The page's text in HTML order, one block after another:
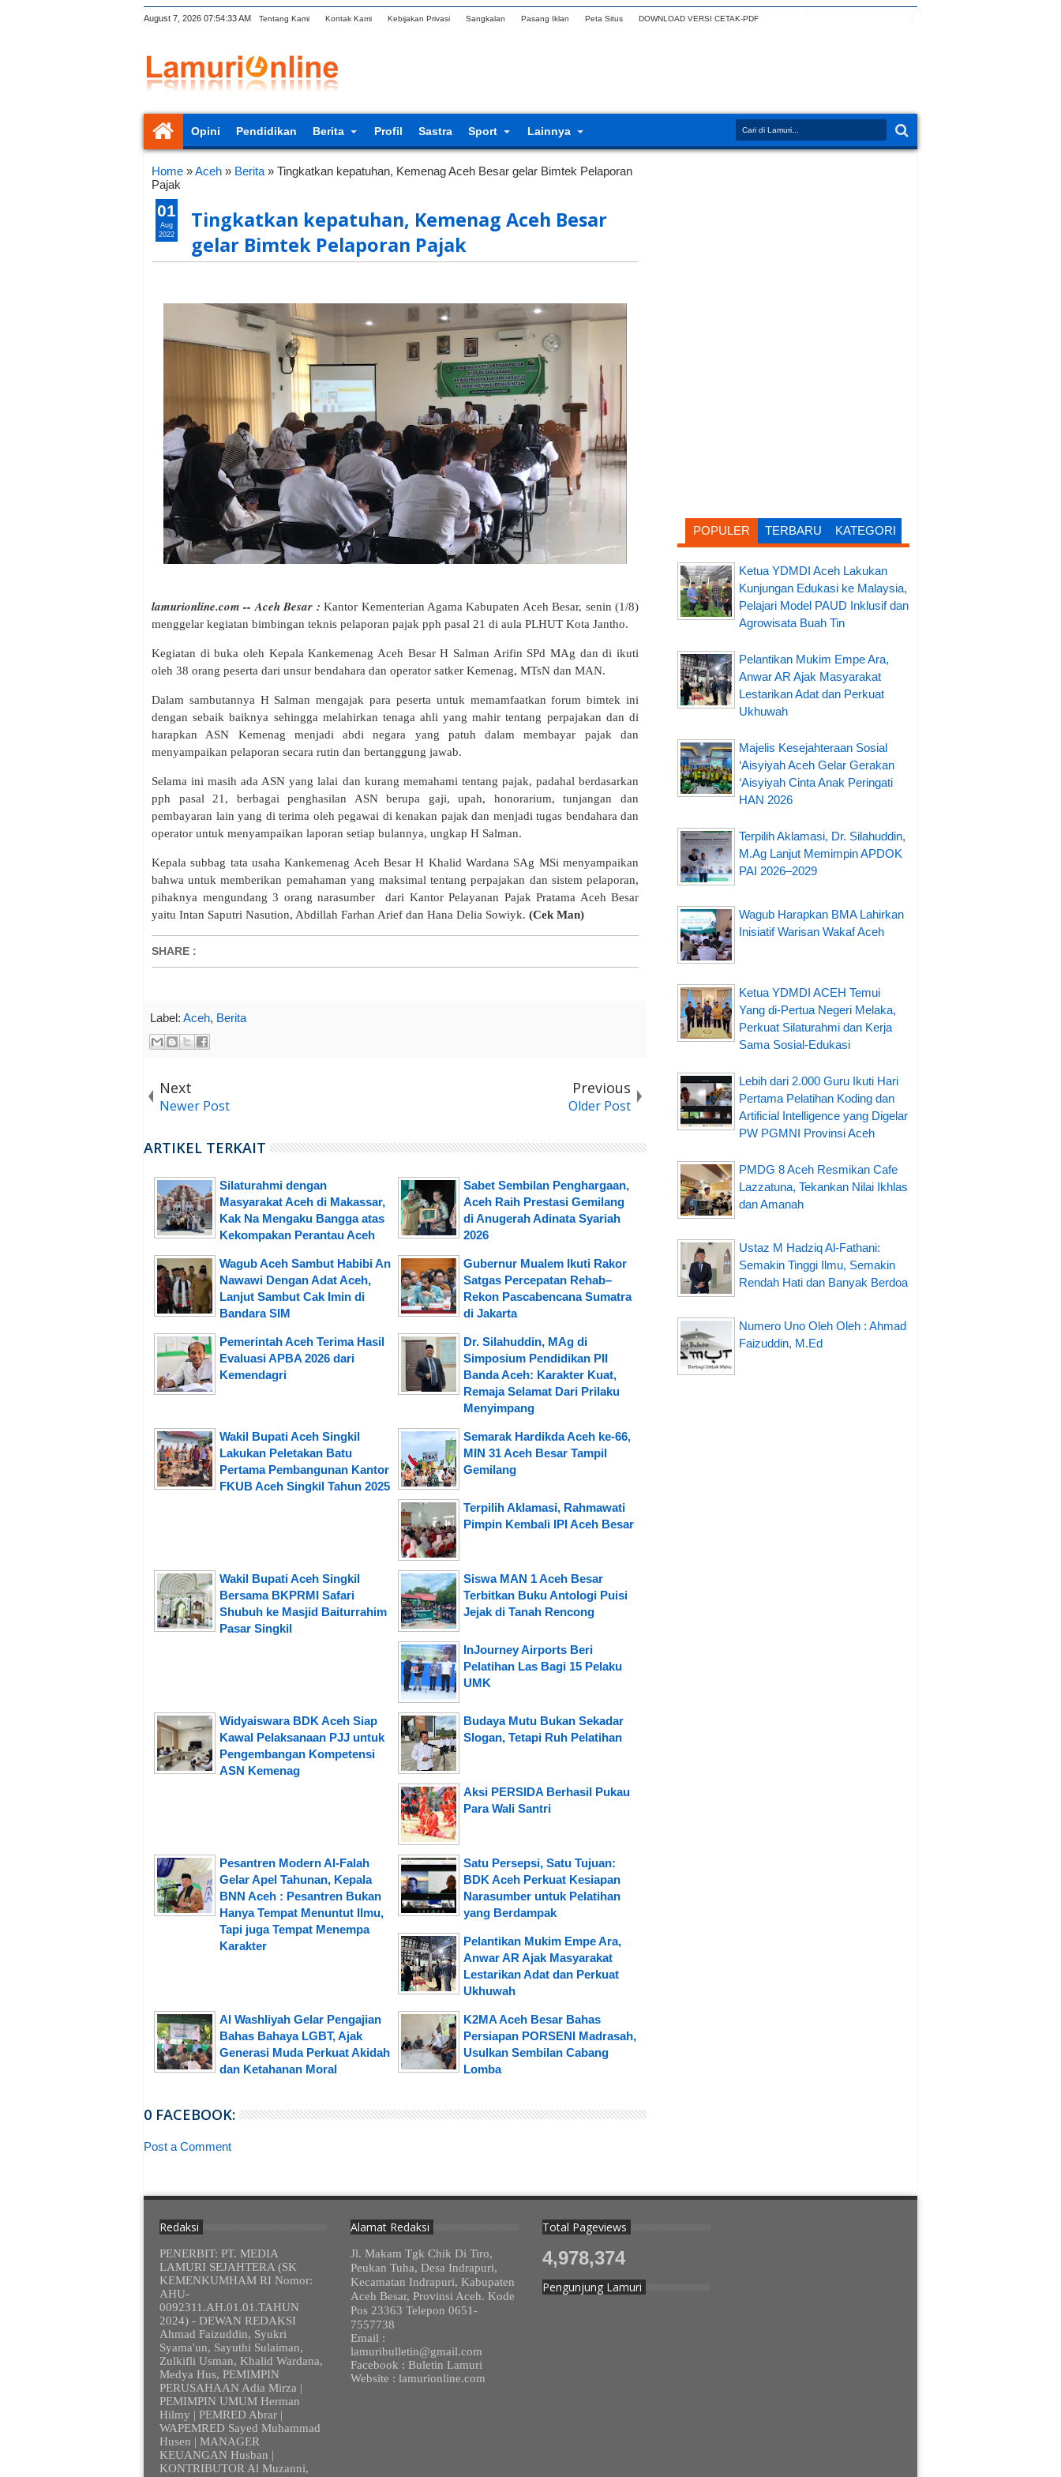
August 7, 2026 07:54:34 AM Tentang Kami Kontak Kami Kebijakan Privasi Sangkalan Pasang Iklan Peta Situs DOWNLOAD VERSI CETAK-PDF
Opini Pendidikan Berita Profil Sastra Sport Lainnya
Home »Aceh » Berita » Tingkatkan kepatuhan, Kemenag Aceh Besar gelar Bimtek Pelaporan
Pajak
Tingkatkan kepatuhan, Kemenag Aceh Besar
gelar Bimtek Pelaporan Pajak
lamurionline.com -- Aceh Besar :Kantor Kementerian Agama Kabupaten Aceh Besar, senin (1/8)
menggelar kegiatan bimbingan teknis pelaporan pajak pph pasal 21 di aula PLHUT Kota Jantho.
Kegiatan di buka oleh Kepala Kankemenag Aceh Besar H Salman Arifin SPd MAg dan di ikuti
oleh 38 orang peserta dari unsur bendahara dan operator satker Kemenag, MTsN dan MAN.
Dalam sambutannya H Salman mengajak para peserta untuk memamfaatkan forum bimtek ini
dengan sebaik baiknya sehingga melahirkan tenaga ahli yang mahir tentang perpajakan dan di
harapkan ASN Kemenag menjadi abdi negara yang patuh dalam membayar pajak dan
menyampaikan pelaporan secara rutin dan bertanggung jawab.
Selama ini masih ada ASN yang lalai dan kurang memahami tentang pajak, padahal berdasarkan
pph pasal 21, berbagai penghasilan ASN berupa gaji, upah, honorarium, tunjangan dan
pembayaran lain yang di terima oleh pegawai di kenakan pajak dan menjadi tugas bendahara dan
operator untuk menyampaikan laporan setiap bulannya, ungkap H Salman.
Kepala subbag tata usaha Kankemenag Aceh Besar H Khalid Wardana SAg MSi menyampaikan
bahwa untuk memberikan pemahaman yang maksimal tentang perpajakan dan sistem pelaporan,
pihaknya mengundang 3 orang narasumber dari Kantor Pelayanan Pajak Pratama Aceh Besar
yaitu Intan Saputri Nasution, Abdillah Farhan Arief dan Hana Delia Sowiyk. (Cek Man)
SHARE :
01
Aug
2022
Label: Aceh, Berita
Next
Newer Post
Previous
Older Post
ARTIKEL TERKAIT
Silaturahmi dengan
Masyarakat Aceh di Makassar,
Kak Na Mengaku Bangga atas
Kekompakan Perantau Aceh
Sabet Sembilan Penghargaan,
Aceh Raih Prestasi Gemilang
di Anugerah Adinata Syariah
2026
Wagub Aceh Sambut Habibi An
Nawawi Dengan Adat Aceh,
Lanjut Sambut Cak Imin di
Bandara SIM
Gubernur Mualem Ikuti Rakor
Satgas Percepatan Rehab–
Rekon Pascabencana Sumatra
di Jakarta
Pemerintah Aceh Terima Hasil
Evaluasi APBA 2026 dari
Kemendagri
Dr. Silahuddin, MAg di
Simposium Pendidikan PII
Banda Aceh: Karakter Kuat,
Remaja Selamat Dari Prilaku
Menyimpang
Wakil Bupati Aceh Singkil
Lakukan Peletakan Batu
Pertama Pembangunan Kantor
FKUB Aceh Singkil Tahun 2025
Semarak Hardikda Aceh ke-66,
MIN 31 Aceh Besar Tampil
Gemilang
Terpilih Aklamasi, Rahmawati
Pimpin Kembali IPI Aceh Besar
Wakil Bupati Aceh Singkil
Bersama BKPRMI Safari
Shubuh ke Masjid Baiturrahim
Pasar Singkil
Siswa MAN 1 Aceh Besar
Terbitkan Buku Antologi Puisi
Jejak di Tanah Rencong
InJourney Airports Beri
Pelatihan Las Bagi 15 Pelaku
UMK
Widyaiswara BDK Aceh Siap
Kawal Pelaksanaan PJJ untuk
Pengembangan Kompetensi
ASN Kemenag
Budaya Mutu Bukan Sekadar
Slogan, Tetapi Ruh Pelatihan
Aksi PERSIDA Berhasil Pukau
Para Wali Santri
Pesantren Modern Al-Falah
Gelar Apel Tahunan, Kepala
BNN Aceh : Pesantren Bukan
Hanya Tempat Menuntut Ilmu,
Tapi juga Tempat Menempa
Karakter
Satu Persepsi, Satu Tujuan:
BDK Aceh Perkuat Kesiapan
Narasumber untuk Pelatihan
yang Berdampak
Pelantikan Mukim Empe Ara,
Anwar AR Ajak Masyarakat
Lestarikan Adat dan Perkuat
Ukhuwah
Al Washliyah Gelar Pengajian
Bahas Bahaya LGBT, Ajak
Generasi Muda Perkuat Akidah
dan Ketahanan Moral
K2MA Aceh Besar Bahas
Persiapan PORSENI Madrasah,
Usulkan Sembilan Cabang
Lomba
0 FACEBOOK:
Post a Comment
POPULER TERBARU KATEGORI
Ketua YDMDI Aceh Lakukan
Kunjungan Edukasi ke Malaysia,
Pelajari Model PAUD Inklusif dan
Agrowisata Buah Tin
Pelantikan Mukim Empe Ara,
Anwar AR Ajak Masyarakat
Lestarikan Adat dan Perkuat
Ukhuwah
Majelis Kesejahteraan Sosial
‘Aisyiyah Aceh Gelar Gerakan
‘Aisyiyah Cinta Anak Peringati
HAN 2026
Terpilih Aklamasi, Dr. Silahuddin,
M.Ag Lanjut Memimpin APDOK
PAI 2026–2029
Wagub Harapkan BMA Lahirkan
Inisiatif Warisan Wakaf Aceh
Ketua YDMDI ACEH Temui
Yang di-Pertua Negeri Melaka,
Perkuat Silaturahmi dan Kerja
Sama Sosial-Edukasi
Lebih dari 2.000 Guru Ikuti Hari
Pertama Pelatihan Koding dan
Artificial Intelligence yang Digelar
PW PGMNI Provinsi Aceh
PMDG 8 Aceh Resmikan Cafe
Lazzatuna, Tekankan Nilai Ikhlas
dan Amanah
Ustaz M Hadziq Al-Fathani:
Semakin Tinggi Ilmu, Semakin
Rendah Hati dan Banyak Berdoa
Numero Uno Oleh Oleh : Ahmad
Faizuddin, M.Ed
Redaksi
PENERBIT: PT. MEDIA
LAMURI SEJAHTERA (SK
KEMENKUMHAM RI Nomor:
AHU-
0092311.AH.01.01.TAHUN
2024) - DEWAN REDAKSI
Ahmad Faizuddin, Syukri
Syama'un, Sayuthi Sulaiman,
Zulkifli Usman, Khalid Wardana,
Medya Hus, PEMIMPIN
PERUSAHAAN Adia Mirza |
PEMIMPIN UMUM Herman
Hilmy | PEMRED Abrar |
WAPEMRED Sayed Muhammad
Husen | MANAGER
KEUANGAN Husban |
KONTRIBUTOR Al Muzanni,
Alamat Redaksi
Jl. Makam Tgk Chik Di Tiro,
Peukan Tuha, Desa Indrapuri,
Kecamatan Indrapuri, Kabupaten
Aceh Besar, Provinsi Aceh. Kode
Pos 23363 Telepon 0651-
7557738
Email :
lamuribulletin@gmail.com
Facebook : Buletin Lamuri
Website : lamurionline.com
Total Pageviews
4,978,374
Pengunjung Lamuri